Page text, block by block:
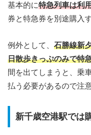
基本的に特急列車は利
券と特急券を別途購入
例外として、 石勝線新
日散歩きっぷのみで特
間を出てしまうと、乗
払う必要があるので注
新千歳空港駅では